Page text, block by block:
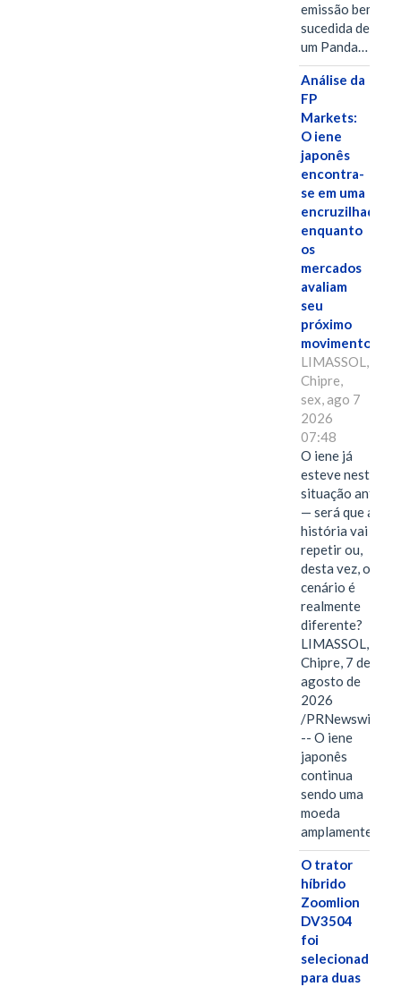
emissão bem-
sucedida de
um Panda…
Análise da
FP
Markets:
O iene
japonês
encontra-
se em uma
encruzilhada
enquanto
os
mercados
avaliam
seu
próximo
movimento.
LIMASSOL,
Chipre,
sex, ago 7
2026
07:48
O iene já
esteve nesta
situação antes
— será que a
história vai se
repetir ou,
desta vez, o
cenário é
realmente
diferente?
LIMASSOL,
Chipre, 7 de
agosto de
2026
/PRNewswire/
-- O iene
japonês
continua
sendo uma
moeda
amplamente…
O trator
híbrido
Zoomlion
DV3504
foi
selecionado
para duas